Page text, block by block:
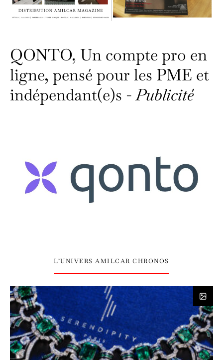
QONTO, Un compte pro en
ligne, pensé pour les PME et
indépendant(e)s -Publicité
L’UNIVERS AMILCAR CHRONOS